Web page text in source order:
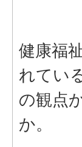
健康福
れてい
の観点
か。